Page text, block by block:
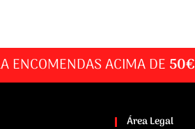
ENCOMENDAS ACIMA DE 50€
Área Legal